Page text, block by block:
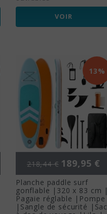
VOIR
Prix de base
218,44 € Prix
189,95 €
Planche paddle surf
gonflable |320 x 83 cm |
Pagaie réglable |Pompe
|Sangle de sécurité |Sac
13%